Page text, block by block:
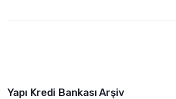
Yapı Kredi Bankası Arşiv